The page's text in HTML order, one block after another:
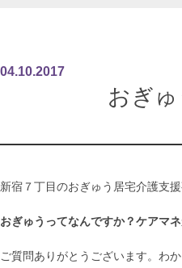
04.10.2017
おぎ
新宿７丁目のおぎゅう居宅介護支
おぎゅうってなんですか？ケアマ
ご質問ありがとうございます。わ